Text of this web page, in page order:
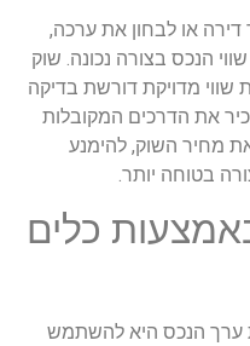
או לבחון את ערכה,
הנכס בצורה נכונה. שוק
שווי מדויקת דורשת בדיקה
את הדרכים המקובלות
מחיר השוק, להימנע
בטוחה יותר.
כלים
ערך הנכס היא להשתמש